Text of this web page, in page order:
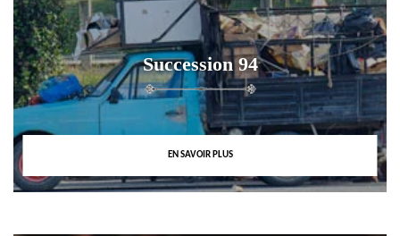
Succession 94
EN SAVOIR PLUS